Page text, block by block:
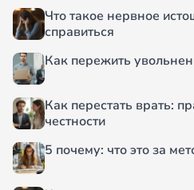
Что такое нервное
справиться
Как пережить
Как перестать врать:
честности
5 почему: что это за